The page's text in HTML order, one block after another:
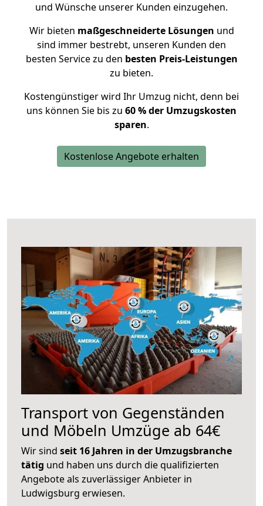
und Wünsche unserer Kunden einzugehen.
Wir bieten maßgeschneiderte Lösungen und
sind immer bestrebt, unseren Kunden den
besten Service zu den besten Preis-Leistungen
zu bieten.
Kostengünstiger wird Ihr Umzug nicht, denn bei
uns können Sie bis zu 60 % der Umzugskosten
sparen.
Kostenlose Angebote erhalten
Transport von Gegenständen
und Möbeln Umzüge ab 64€
Wir sind seit 16 Jahren in der Umzugsbranche
tätig und haben uns durch die qualifizierten
Angebote als zuverlässiger Anbieter in
Ludwigsburg erwiesen.